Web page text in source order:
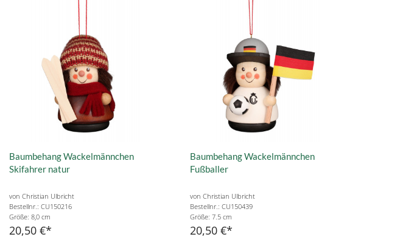
Baumbehang Wackelmännchen
Skifahrer natur
von Christian Ulbricht
Bestellnr.: CU150216
Größe: 8,0 cm
20,50 €
Baumbehang Wackelmännchen
Fußballer
von Christian Ulbricht
Bestellnr.: CU150439
Größe: 7.5 cm
20,50 €